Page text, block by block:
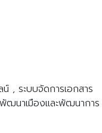
, ระบบจัดการเอกสาร
พัฒนาเมืองและพัฒนาการ